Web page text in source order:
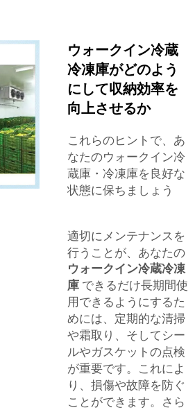
ウォークイン冷蔵
冷凍庫がどのよう
にして収納効率を
向上させるか
これらのヒントで、あ
なたのウォークイン冷
蔵庫・冷凍庫を良好な
状態に保ちましょう
適切にメンテナンスを
行うことが、あなたの
ウォークイン冷蔵冷凍
庫 できるだけ長期間使
用できるようにするた
めには、定期的な清掃
や霜取り、そしてシー
ルやガスケットの点検
が重要です。これによ
り、損傷や故障を防ぐ
ことができます。さら